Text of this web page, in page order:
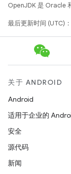
OpenJDK 是 Oracle
最后更新时间 (UTC)
关于 ANDROID
Android
适用于企业的
安全
源代码
新闻